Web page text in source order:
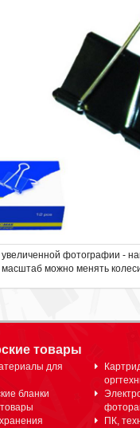
фотографии -
можно менять
товары
для
бланки
ПК,